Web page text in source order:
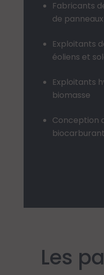
Fabricants
de
Exploitants
éoliens et
Exploitants
biomasse
Conception
Les